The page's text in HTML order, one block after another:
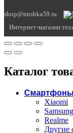
shop@mishka59.ru
Интернет-магазин
Каталог
Смартфоны
Xiaomi
Samsung
Realme
Другие